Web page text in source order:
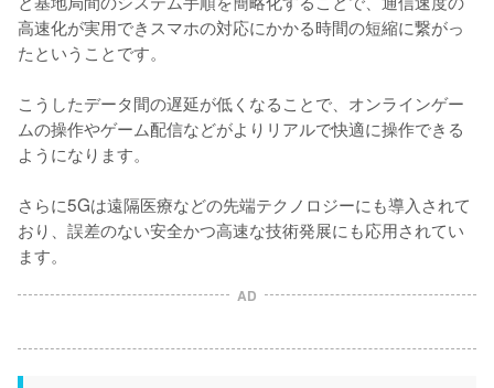
高速化が実用できスマホの対応にかかる時間の短縮に繋がっ
たということです。
こうしたデータ間の遅延が低くなることで、オンラインゲー
ムの操作やゲーム配信などがよりリアルで快適に操作できる
ようになります。
さらに5Gは遠隔医療などの先端テクノロジーにも導入されて
おり、誤差のない安全かつ高速な技術発展にも応用されてい
ます。
AD